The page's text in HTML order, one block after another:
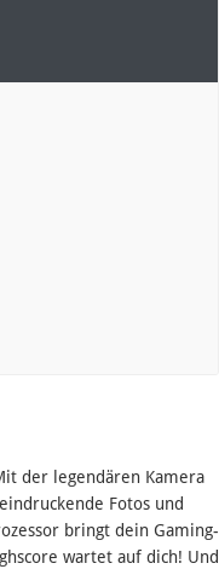
der legendären Kamera
Fotos und
bringt dein Gaming-
wartet auf dich! Und